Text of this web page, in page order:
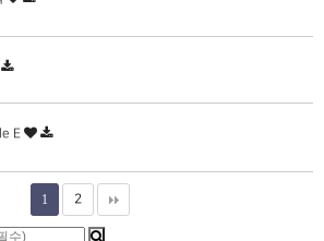
E
1 2